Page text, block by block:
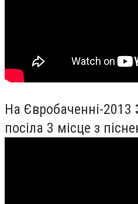
На Євробаченні-2013
посіла 3 місце з